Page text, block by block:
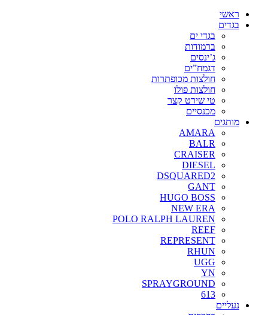
ראשי
בגדים
בגדי ים
ברמודות
ג’ינסים
דגמח”ים
חולצות מכופתרות
חולצות פולו
טי שירט קצר
מכנסיים
מותגים
AMARA
BALR
CRAISER
DIESEL
DSQUARED2
GANT
HUGO BOSS
NEW ERA
POLO RALPH LAUREN
REEF
REPRESENT
RHUN
UGG
YN
SPRAYGROUND
613
נעליים